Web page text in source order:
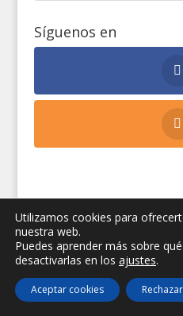
Síguenos en
Secretariado E. de
Diócesis de Jaén
|
legal|Privacidad|
Utilizamos cookies para
nuestra web.
Puedes aprender más sobre
desactivarlas en los ajustes.
Aceptar cookies